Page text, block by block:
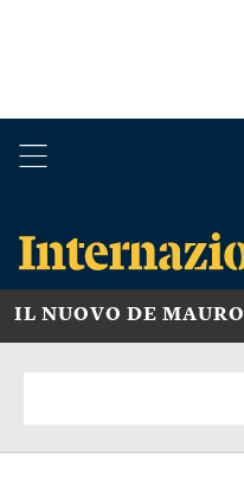
IL NUOVO DE MAURO